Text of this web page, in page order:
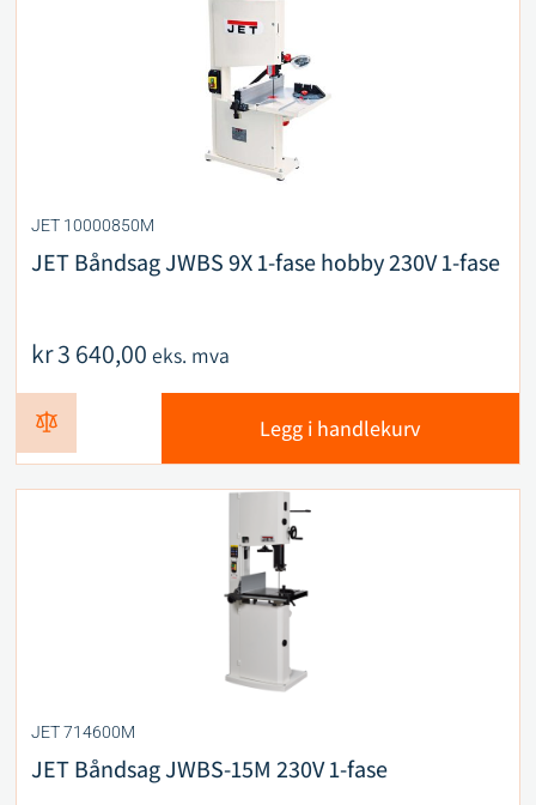
JET 10000850M
JET Båndsag JWBS 9X 1-fase hobby 230V 1-fase
kr3 640,00 eks. mva
Legg i handlekurv
JET 714600M
JET Båndsag JWBS-15M 230V 1-fase